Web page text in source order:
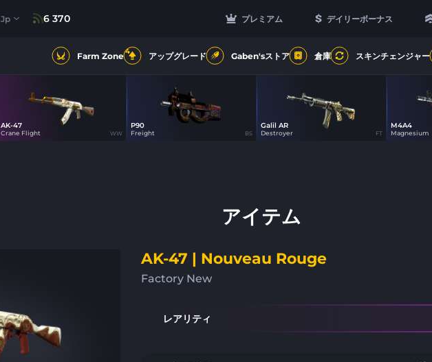
プレミアム デイリーボーナス
Jp 6 370
Farm Zone4 アップグレード Gaben'sストア 倉庫 スキンチェンジャー
AK-47
Crane Flight WW
P90
Freight BS
Galil AR
Destroyer FT
M4A4
Magnesium
アイテム
AK-47 | Nouveau Rouge
Factory New
レアリティ